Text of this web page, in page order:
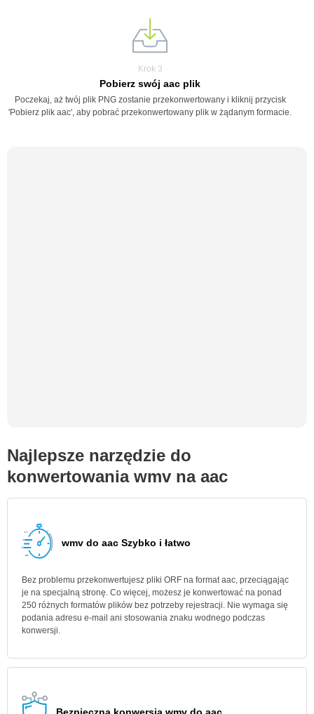
Krok 3
Pobierz swój aac plik
Poczekaj, aż twój plik PNG zostanie przekonwertowany i kliknij przycisk
'Pobierz plik aac', aby pobrać przekonwertowany plik w żądanym formacie.
Najlepsze narzędzie do
konwertowania wmv na aac
wmv do aac Szybko i łatwo
Bez problemu przekonwertujesz pliki ORF na format aac, przeciągając
je na specjalną stronę. Co więcej, możesz je konwertować na ponad
250 różnych formatów plików bez potrzeby rejestracji. Nie wymaga się
podania adresu e-mail ani stosowania znaku wodnego podczas
konwersji.